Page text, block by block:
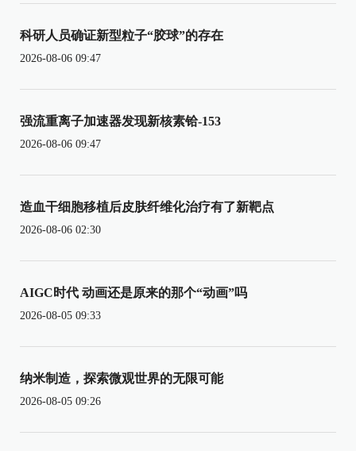
科研人员确证新型粒子“胶球”的存在
2026-08-06 09:47
强流重离子加速器发现新核素铪-153
2026-08-06 09:47
造血干细胞移植后皮肤纤维化治疗有了新靶点
2026-08-06 02:30
AIGC时代 动画还是原来的那个“动画”吗
2026-08-05 09:33
纳米制造，探索微观世界的无限可能
2026-08-05 09:26